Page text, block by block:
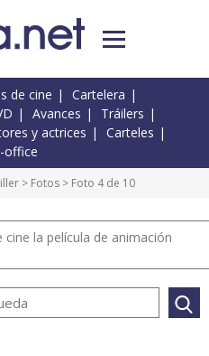
de cine
Cartelera
Avances
Tráilers
y actrices
Carteles
office
> Fotos > Foto 4 de 10
cine la película de animación